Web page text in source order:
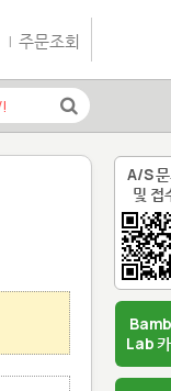
A/S
및 접
Lab
| 주문조회